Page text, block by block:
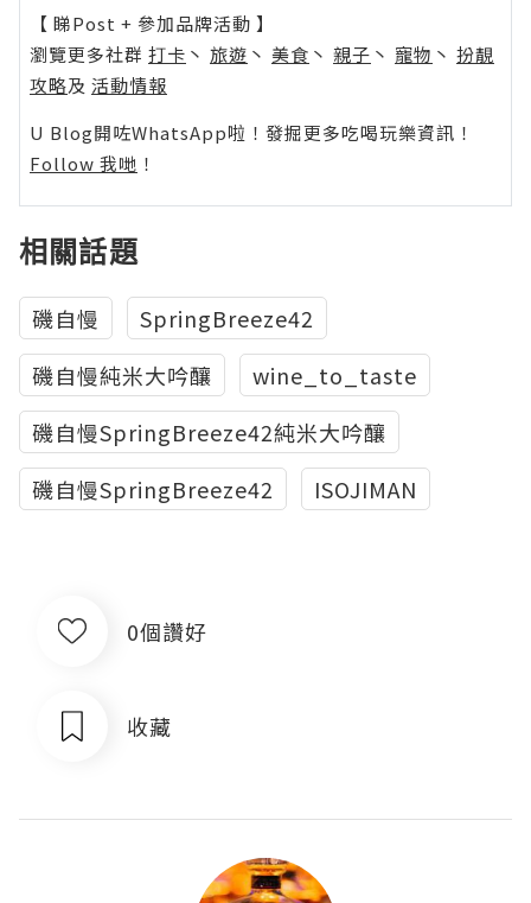
【 睇Post + 參加品牌活動 】
瀏覽更多社群 打卡 丶 旅遊 丶 美食 丶 親子 丶 寵物 丶 扮靚
攻略及 活動情報
U Blog開咗WhatsApp啦！發掘更多吃喝玩樂資訊！
Follow 我哋 ！
相關話題
磯自慢
SpringBreeze42
磯自慢純米大吟釀
wine_to_taste
磯自慢SpringBreeze42純米大吟釀
磯自慢SpringBreeze42
ISOJIMAN
0個讚好
收藏